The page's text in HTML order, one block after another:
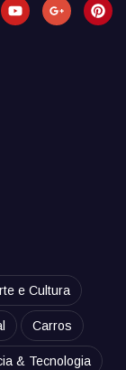
e Cultura
Carros
& Tecnologia